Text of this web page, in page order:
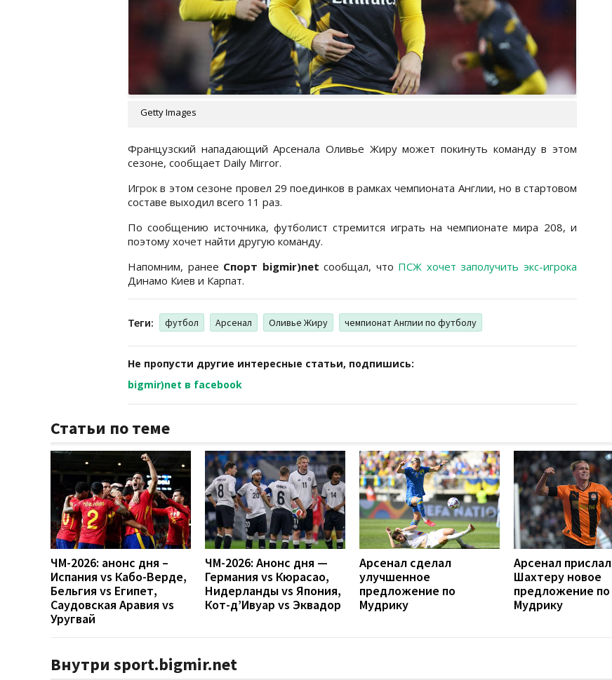
Getty Images
Французский нападающий Арсенала Оливье Жиру может покинуть команду в этом
сезоне, сообщает Daily Mirror.
Игрок в этом сезоне провел 29 поединков в рамках чемпионата Англии, но в стартовом
составе выходил всего 11 раз.
По сообщению источника, футболист стремится играть на чемпионате мира 208, и
поэтому хочет найти другую команду.
Напомним, ранее Спорт bigmir)netсообщал, что ПСЖ хочет заполучить экс-игрока
Динамо Киев и Карпат.
Теги: футбол Арсенал Оливье Жиру чемпионат Англии по футболу
Не пропусти другие интересные статьи, подпишись:
bigmir)net в facebook
Статьи по теме
ЧМ-2026: анонс дня –
Испания vs Кабо-Верде,
Бельгия vs Египет,
Саудовская Аравия vs
Уругвай
ЧМ-2026: Анонс дня —
Германия vs Кюрасао,
Нидерланды vs Япония,
Кот-д’Ивуар vs Эквадор
Арсенал сделал
улучшенное
предложение по
Мудрику
Арсенал прислал
Шахтеру новое
предложение по
Мудрику
Внутри sport.bigmir.net